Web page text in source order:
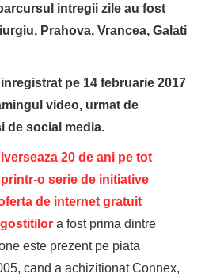
intregii zile au fost
Prahova, Vrancea, Galati
pe 14 februarie 2017
video, urmat de
de social media.
20 de ani pe tot
o serie de initiative
de internet gratuit
a fost prima dintre
este prezent pe piata
cand a achizitionat Connex,